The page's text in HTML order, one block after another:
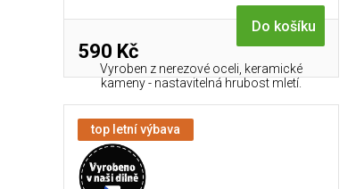
590 Kč
Do košíku
Vyroben z nerezové oceli, keramické
kameny - nastavitelná hrubost mletí.
top letní výbava